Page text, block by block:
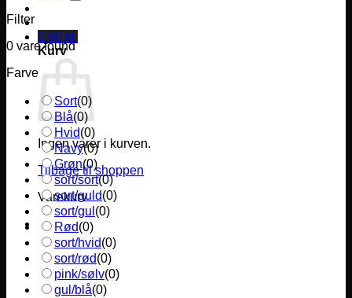
0,00 kr.
Kurv
Ingen varer i kurven.
Tilbage til shoppen
Varekurv
Filter
0 vare found
Farve
Sort(0)
Blå(0)
Hvid(0)
Navy(0)
Grøn(0)
sort/sort(0)
sort/guld(0)
sort/gul (0)
Rød(0)
sort/hvid(0)
sort/rød(0)
pink/sølv(0)
gul/blå(0)